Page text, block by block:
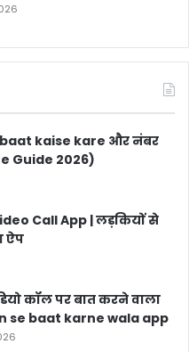
kaise kare और नंबर
Guide 2026)
Call App | लड़कियों से
ऐप
कॉल पर बात करने वाला
se baat karne wala app